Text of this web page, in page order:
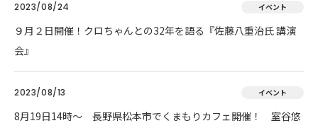
2023/08/24 イベント
９月２日開催！クロちゃんとの32年を語る『佐藤八重治氏 講演
会』
2023/08/13 イベント
8月19日14時～ 長野県松本市でくまもりカフェ開催！ 室谷悠